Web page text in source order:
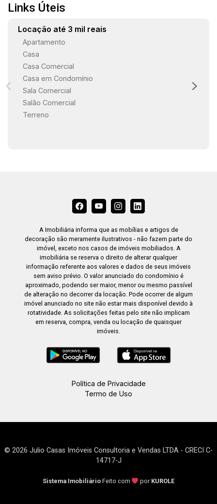
Links Úteis
Locação até 3 mil reais
Apartamento
Casa
Casa Comercial
Casa em Condomínio
Sala Comercial
Salão Comercial
Terreno
A Imobiliária informa que as mobílias e artigos de
decoração são meramente ilustrativos - não fazem parte do
imóvel, exceto nos casos de imóveis mobiliados. A
imobiliária se reserva o direito de alterar qualquer
informação referente aos valores e dados de seus imóveis
sem aviso prévio. O valor anunciado do condomínio é
aproximado, podendo ser maior, menor ou mesmo passível
de alteração no decorrer da locação. Pode ocorrer de algum
imóvel anunciado no site não estar mais disponível devido à
rotatividade. As solicitações feitas pelo site não implicam
em reserva, compra, venda ou locação de quaisquer
imóveis.
Política de Privacidade
Termo de Uso
© 2026 Julio Casas Imóveis Consultoria e Vendas LTDA - CRECI C-
14717-J
Sistema Imobiliário Feito com por KUROLE